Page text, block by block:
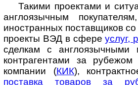
Такими проектами и
англоязычным
иностранных поставщиков
проекты ВЭД в сфереуслуг,
сделкам с англоязычными
контрагентами за
компании (КИК),
поставка товаров за